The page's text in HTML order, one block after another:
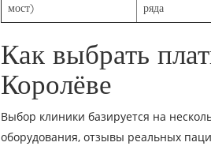
мост)
ряда
Как выбрать
Королёве
Выбор клиники базируется на
оборудования, отзывы реальных